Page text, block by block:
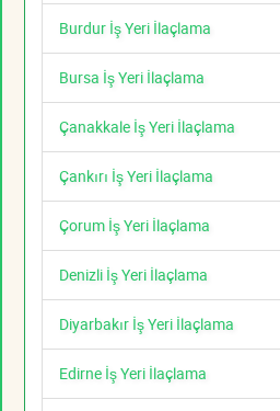
Burdur İş Yeri İlaçlama
Bursa İş Yeri İlaçlama
Çanakkale İş Yeri İlaçlama
Çankırı İş Yeri İlaçlama
Çorum İş Yeri İlaçlama
Denizli İş Yeri İlaçlama
Diyarbakır İş Yeri İlaçlama
Edirne İş Yeri İlaçlama